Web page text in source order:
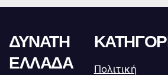
ΔΥΝΑΤΗ
ΕΛΛΑΔΑ
Πολιτική